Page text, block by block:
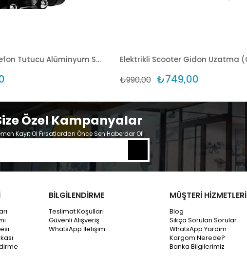
Gidon Telefon Tutucu Alüminyum Scooter ve Bisiklet Uyumlu
₺749,00
₺990,00
Özel Kampanyalar
Kayıt Ol Fırsatlardan Önce Sen Haberdar Ol!
BİLGİLENDİRME
Teslimat Koşulları
Güvenli Alışveriş
WhatsApp İletişim
MÜŞTERİ HİZMETLERİ
Blog
Sıkça Sorulan Sorular
WhatsApp Yardım
Kargom Nerede?
Banka Bilgilerimiz